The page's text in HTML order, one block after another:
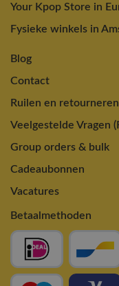
Your Kpop Store in
Fysieke winkels in
Blog
Contact
Ruilen en retourneren
Veelgestelde Vragen
Group orders & bulk
Cadeaubonnen
Vacatures
Betaalmethoden